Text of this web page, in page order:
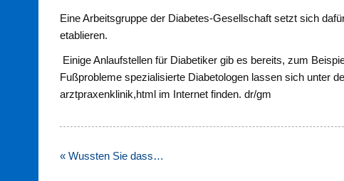
Eine Arbeitsgruppe der Diabetes-Gesellschaft setzt sich
etablieren.
Einige Anlaufstellen für Diabetiker gib es bereits, zum
Fußprobleme spezialisierte Diabetologen lassen sich unter
arztpraxenklinik,html im Internet finden. dr/gm
Beitragsnavigation
« Wussten Sie dass…